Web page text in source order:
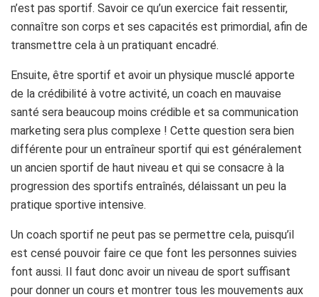
n’est pas sportif. Savoir ce qu’un exercice fait ressentir,
connaître son corps et ses capacités est primordial, afin de
transmettre cela à un pratiquant encadré.
Ensuite, être sportif et avoir un physique musclé apporte
de la crédibilité à votre activité, un coach en mauvaise
santé sera beaucoup moins crédible et sa communication
marketing sera plus complexe ! Cette question sera bien
différente pour un entraîneur sportif qui est généralement
un ancien sportif de haut niveau et qui se consacre à la
progression des sportifs entraînés, délaissant un peu la
pratique sportive intensive.
Un coach sportif ne peut pas se permettre cela, puisqu’il
est censé pouvoir faire ce que font les personnes suivies
font aussi. Il faut donc avoir un niveau de sport suffisant
pour donner un cours et montrer tous les mouvements aux